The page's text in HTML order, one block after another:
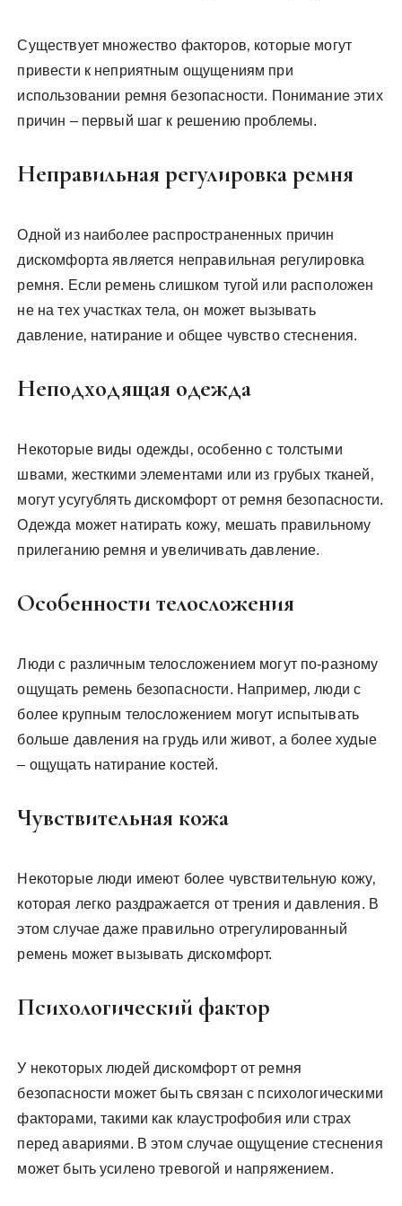
Существует множество факторов‚ которые могут
привести к неприятным ощущениям при
использовании ремня безопасности. Понимание этих
причин – первый шаг к решению проблемы.
Неправильная регулировка ремня
Одной из наиболее распространенных причин
дискомфорта является неправильная регулировка
ремня. Если ремень слишком тугой или расположен
не на тех участках тела‚ он может вызывать
давление‚ натирание и общее чувство стеснения.
Неподходящая одежда
Некоторые виды одежды‚ особенно с толстыми
швами‚ жесткими элементами или из грубых тканей‚
могут усугублять дискомфорт от ремня безопасности.
Одежда может натирать кожу‚ мешать правильному
прилеганию ремня и увеличивать давление.
Особенности телосложения
Люди с различным телосложением могут по-разному
ощущать ремень безопасности. Например‚ люди с
более крупным телосложением могут испытывать
больше давления на грудь или живот‚ а более худые
– ощущать натирание костей.
Чувствительная кожа
Некоторые люди имеют более чувствительную кожу‚
которая легко раздражается от трения и давления. В
этом случае даже правильно отрегулированный
ремень может вызывать дискомфорт.
Психологический фактор
У некоторых людей дискомфорт от ремня
безопасности может быть связан с психологическими
факторами‚ такими как клаустрофобия или страх
перед авариями. В этом случае ощущение стеснения
может быть усилено тревогой и напряжением.